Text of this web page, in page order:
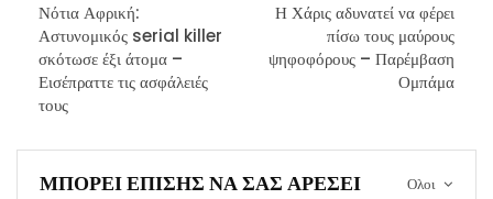
Νότια Αφρική:
Αστυνομικός serial killer
σκότωσε έξι άτομα –
Εισέπραττε τις ασφάλειές
τους
Η Χάρις αδυνατεί να φέρει
πίσω τους μαύρους
ψηφοφόρους – Παρέμβαση
Ομπάμα
Ολοι
ΜΠΟΡΕΊ ΕΠΊΣΗΣ ΝΑ ΣΑΣ ΑΡΈΣΕΙ